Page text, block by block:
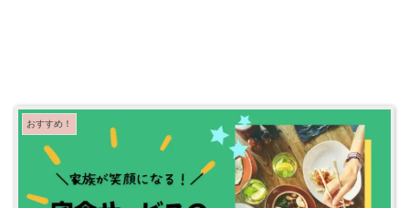
おすすめ！